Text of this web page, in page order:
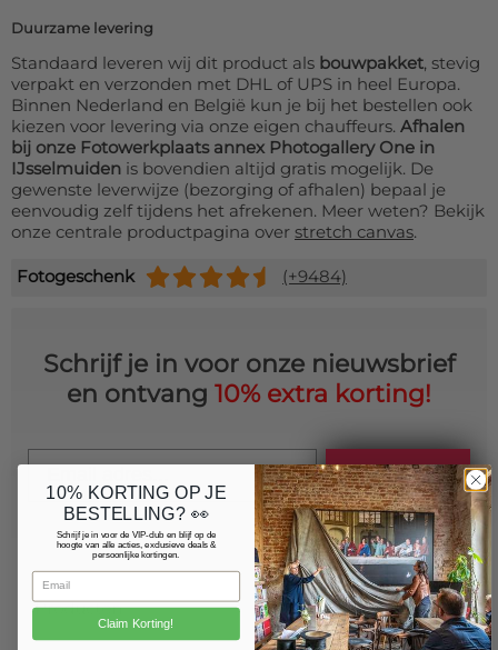
Duurzame levering
Standaard leveren wij dit product als bouwpakket, stevig
verpakt en verzonden met DHL of UPS in heel Europa.
Binnen Nederland en België kun je bij het bestellen ook
kiezen voor levering via onze eigen chauffeurs. Afhalen
bij onze Fotowerkplaats annex Photogallery One in
IJsselmuiden is bovendien altijd gratis mogelijk. De
gewenste leverwijze (bezorging of afhalen) bepaal je
eenvoudig zelf tijdens het afrekenen. Meer weten? Bekijk
onze centrale productpagina over stretch canvas.
Fotogeschenk (+9484)
Schrijf je in voor onze nieuwsbrief
en ontvang 10% extra korting!
Email
Schrijf je in
Producten
10% KORTING OP JE
BESTELLING? 👀
Schrijf je in voor de VIP-club en blijf op de
hoogte van alle acties, exclusieve deals &
persoonlijke kortingen.
Claim Korting!